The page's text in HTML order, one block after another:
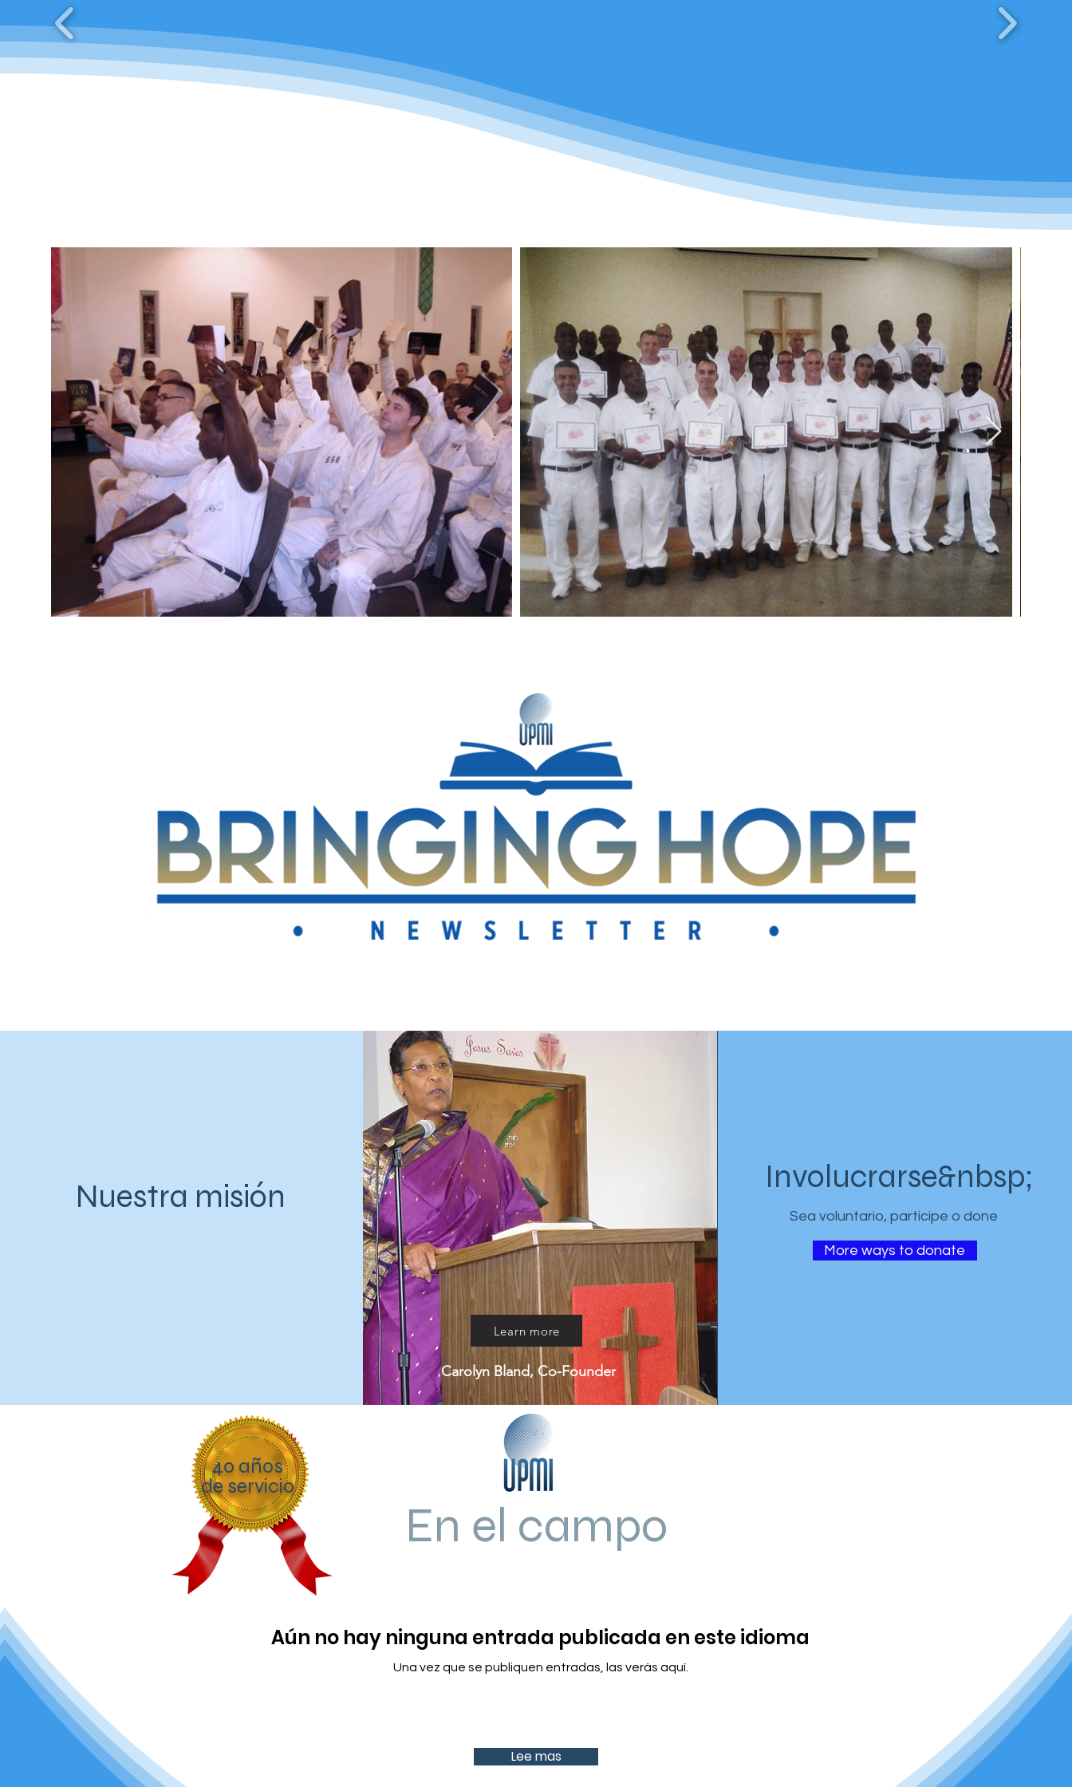
Nuestra misión
Learn more
Carolyn Bland, Co-Founder
Involucrarse&nbsp;
Sea voluntario, participe o done
More ways to donate
En el campo
Aún no hay ninguna entrada publicada en este idioma
Una vez que se publiquen entradas, las verás aquí.
40 años
de servicio
Lee mas